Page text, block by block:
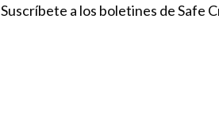
Suscríbete a los boletines de Safe